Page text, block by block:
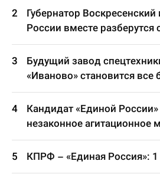
Губернатор Воскресенский
России вместе разберутся
Будущий завод
«Иваново» становится все
Кандидат «Единой
незаконное агитационное
КПРФ – «Единая Россия»: 1